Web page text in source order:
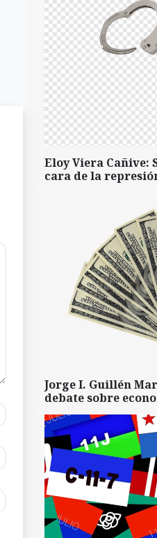
Eloy Viera Cañive:
cara de la
Jorge I. Guillén
debate sobre